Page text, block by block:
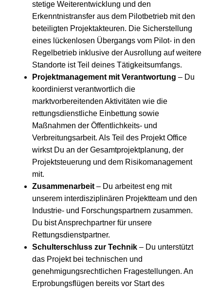
stetige Weiterentwicklung und den
Erkenntnistransfer aus dem Pilotbetrieb mit den
beteiligten Projektakteuren. Die Sicherstellung
eines lückenlosen Übergangs vom Pilot- in den
Regelbetrieb inklusive der Ausrollung auf weitere
Standorte ist Teil deines Tätigkeitsumfangs.
Projektmanagement mit Verantwortung – Du
koordinierst verantwortlich die
marktvorbereitenden Aktivitäten wie die
rettungsdienstliche Einbettung sowie
Maßnahmen der Öffentlichkeits- und
Verbreitungsarbeit. Als Teil des Projekt Office
wirkst Du an der Gesamtprojektplanung, der
Projektsteuerung und dem Risikomanagement
mit.
Zusammenarbeit – Du arbeitest eng mit
unserem interdisziplinären Projektteam und den
Industrie- und Forschungspartnern zusammen.
Du bist Ansprechpartner für unsere
Rettungsdienstpartner.
Schulterschluss zur Technik – Du unterstützt
das Projekt bei technischen und
genehmigungsrechtlichen Fragestellungen. An
Erprobungsflügen bereits vor Start des